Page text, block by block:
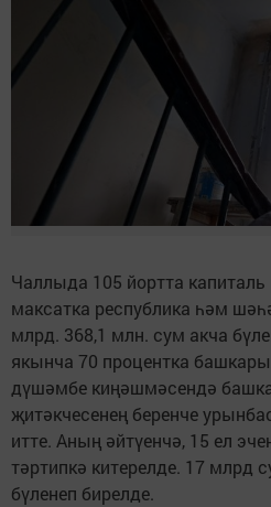
Чаллыда 105 йортта
максатка республика һәм
млрд. 368,1 млн. сум акча
якынча 70 процентка
дүшәмбе киңәшмәсендә
җитәкчесенең беренче
итте. Аның әйтүенчә, 15 ел
тәртипкә китерелде. 17 млрд
бүленеп бирелде.